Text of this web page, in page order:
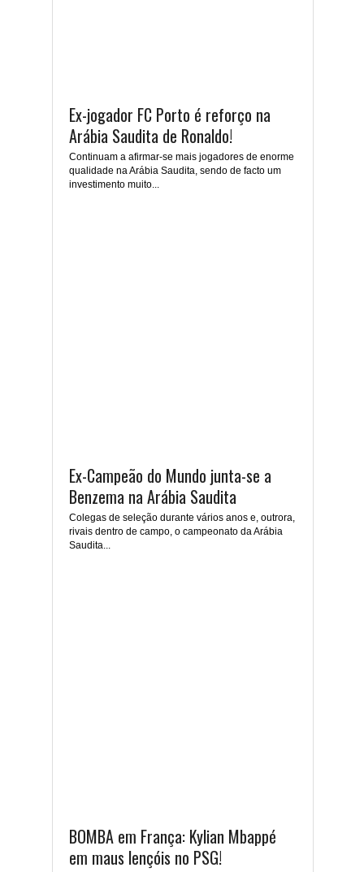
Ex-jogador FC Porto é reforço na
Arábia Saudita de Ronaldo!
Continuam a afirmar-se mais jogadores de enorme
qualidade na Arábia Saudita, sendo de facto um
investimento muito...
Ex-Campeão do Mundo junta-se a
Benzema na Arábia Saudita
Colegas de seleção durante vários anos e, outrora,
rivais dentro de campo, o campeonato da Arábia
Saudita...
BOMBA em França: Kylian Mbappé
em maus lençóis no PSG!